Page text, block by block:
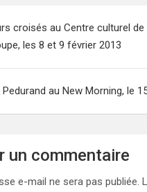
croisés au Centre culturel de
les 8 et 9 février 2013
Pedurand au New Morning, le
un commentaire
e-mail ne sera pas publiée.